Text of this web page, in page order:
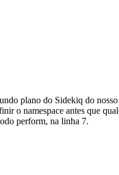
plano do Sidekiq do
o namespace antes que
perform, na linha 7.